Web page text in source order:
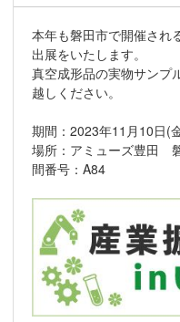
本年も磐田市で開催され
出展をいたします。
真空成形品の実物サンプ
越しください。
期間：2023年11月10日(
場所：アミューズ豊田
間番号：A84